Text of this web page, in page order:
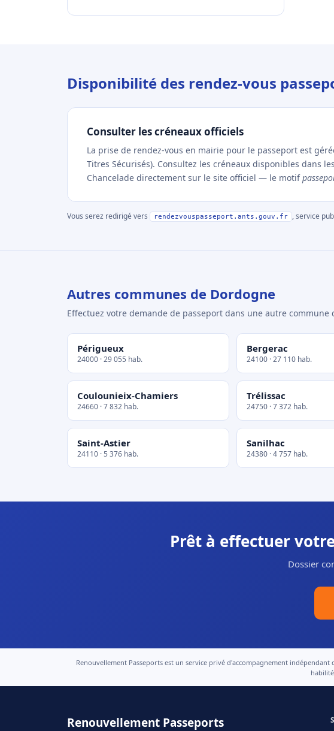
Disponibilité des rendez-vous
Consulter les créneaux officiels
La prise de rendez-vous en mairie pour le passeport est
Titres Sécurisés). Consultez les créneaux disponibles dans
Chancelade directement sur le site officiel — le motif
Vous serez redirigé vers rendezvouspasseport.ants.gouv.fr , service
Autres communes de Dordogne
Effectuez votre demande de passeport dans une autre
Périgueux
24000 · 29 055 hab.
Bergerac
24100 · 27 110 hab.
Coulounieix-Chamiers
24660 · 7 832 hab.
Trélissac
24750 · 7 372 hab.
Saint-Astier
24110 · 5 376 hab.
Sanilhac
24380 · 4 757 hab.
Prêt à effectuer
Dossier
Renouvellement Passeports est un service privé d'accompagnement
Renouvellement Passeports